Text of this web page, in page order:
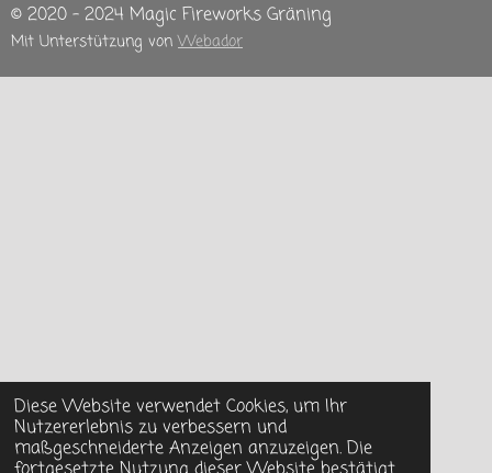
Diese Website verwendet Cookies, um Ihr
Nutzererlebnis zu verbessern und
maßgeschneiderte Anzeigen anzuzeigen. Die
© 2020 - 2024 Magic Fireworks Gräning
Mit Unterstützung vonWebador